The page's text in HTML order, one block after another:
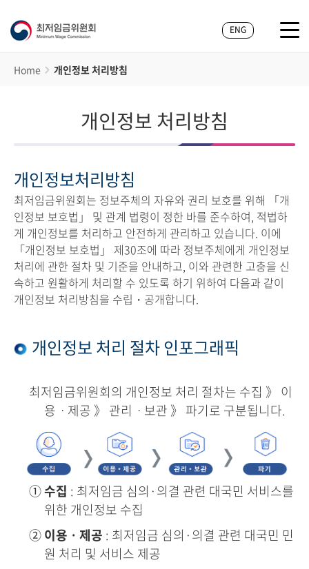
ENG
Home 개인정보 처리방침
개인정보 처리방침
개인정보처리방침
최저임금위원회는 정보주체의 자유와 권리 보호를 위해 「개
인정보 보호법」 및 관계 법령이 정한 바를 준수하여, 적법하
게 개인정보를 처리하고 안전하게 관리하고 있습니다. 이에
「개인정보 보호법」 제30조에 따라 정보주체에게 개인정보
처리에 관한 절차 및 기준을 안내하고, 이와 관련한 고충을 신
속하고 원활하게 처리할 수 있도록 하기 위하여 다음과 같이
개인정보 처리방침을 수립・공개합니다.
개인정보 처리 절차 인포그래픽
최저임금위원회의 개인정보 처리 절차는 수집 》 이
용ㆍ제공 》 관리ㆍ보관 》 파기로 구분됩니다.
①수집 : 최저임금 심의·의결 관련 대국민 서비스를
위한 개인정보 수집
② 이용ㆍ제공 : 최저임금 심의·의결 관련 대국민 민
원 처리 및 서비스 제공